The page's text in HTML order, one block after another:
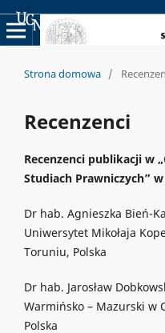
Uniwersyteckie
Strona domowa /
Recenzenci
Recenzenci publikacji w
Studiach Prawniczych” w
Dr hab. Agnieszka Bień-
Uniwersytet Mikołaja
Toruniu, Polska
Dr hab. Jarosław
Warmińsko – Mazurski w
Polska